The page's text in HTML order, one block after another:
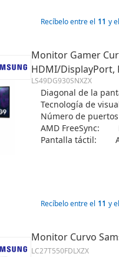
Recíbelo entre el 11 y el
Monitor Gamer
HDMI/DisplayPort,
LS49DG930SNXZX
Diagonal de la
Tecnología de
Número de
AMD FreeSync:
Pantalla táctil:
Recíbelo entre el 11 y el
Monitor Curvo
LC27T550FDLXZX